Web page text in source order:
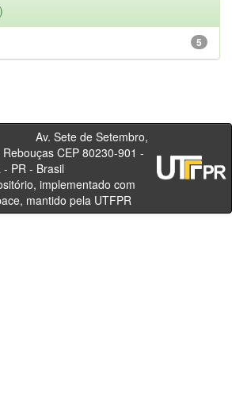
5
de Setembro,
CEP 80230-901 -
- PR - Brasil
implementado com
mantido pela UTFPR